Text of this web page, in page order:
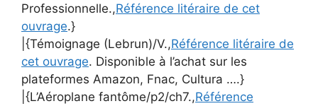
Professionnelle.,Référence litéraire de cet
ouvrage.}
|{Témoignage (Lebrun)/V.,Référence litéraire de
cet ouvrage. Disponible à l’achat sur les
plateformes Amazon, Fnac, Cultura ….}
|{L’Aéroplane fantôme/p2/ch7.,Référence